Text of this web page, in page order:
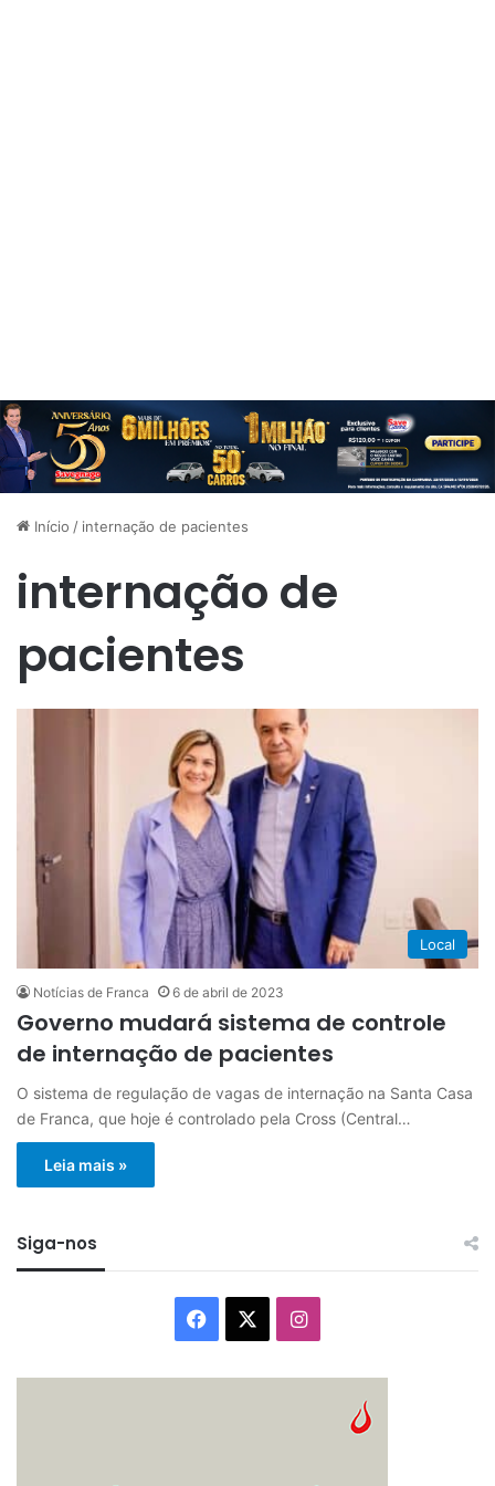
Início / internação de pacientes
internação de
pacientes
Local
Notícias de Franca 6 de abril de 2023
Governo mudará sistema de controle
de internação de pacientes
O sistema de regulação de vagas de internação na Santa Casa
de Franca, que hoje é controlado pela Cross (Central…
Leia mais »
Siga-nos
Facebook Instagram